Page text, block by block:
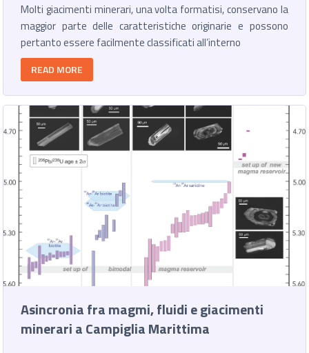
Molti giacimenti minerari, una volta formatisi, conservano la
maggior parte delle caratteristiche originarie e possono
pertanto essere facilmente classificati all’interno
READ MORE
Asincronia fra magmi, fluidi e giacimenti
minerari a Campiglia Marittima